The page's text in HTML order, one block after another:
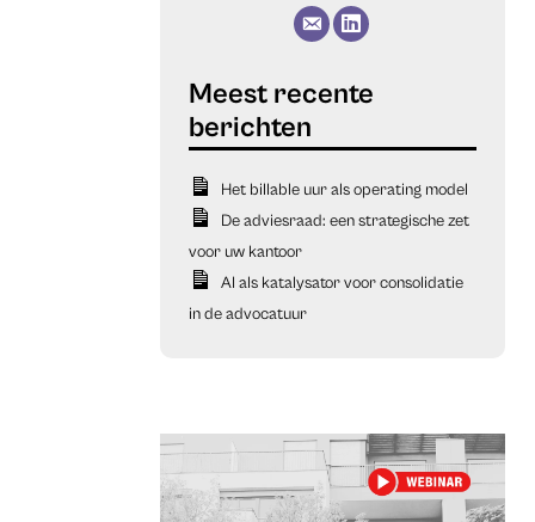
Het billable uur als operating model
De adviesraad: een strategische zet
voor uw kantoor
AI als katalysator voor consolidatie
in de advocatuur